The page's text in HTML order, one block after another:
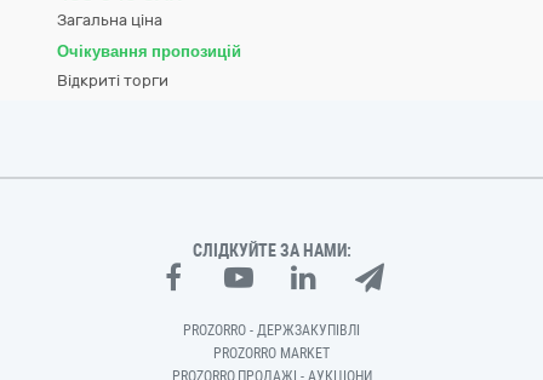
Загальна ціна
Очікування пропозицій
Відкриті торги
СЛІДКУЙТЕ ЗА НАМИ:
PROZORRO - ДЕРЖЗАКУПІВЛІ
PROZORRO MARKET
PROZORRO.ПРОДАЖІ - АУКЦІОНИ